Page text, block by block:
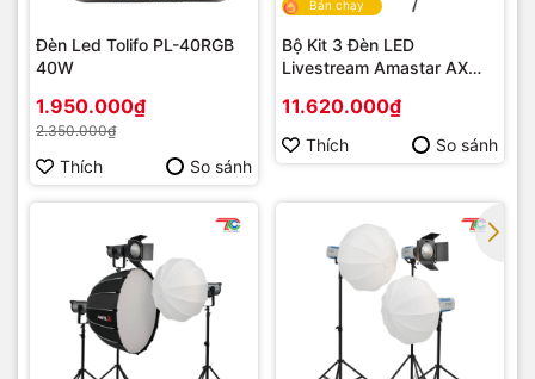
Đèn Led Tolifo PL-40RGB
40W
1.950.000₫
2.350.000₫
Thích So sánh
Bán chạy
Bộ Kit 3 Đèn LED
Livestream Amastar AX
11.620.000₫
Thích So sánh